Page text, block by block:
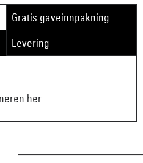
Gratis gaveinnpakning
Levering
her